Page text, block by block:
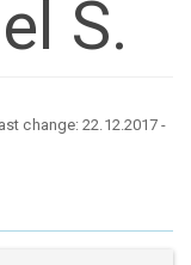
S.
change:22.12.2017 -